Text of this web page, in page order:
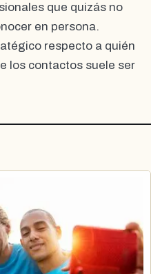
que quizás no
en persona.
respecto a quién
los contactos suele ser